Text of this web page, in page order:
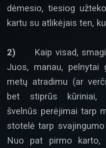
dėmesio, tiesiog
kartu su atlikėjais ten,
2) Kaip visad,
Juos, manau, pelnytai
metų atradimu (ar
bet stiprūs kūriniai,
švelnūs perėjimai tarp
stotelė tarp
Nuo pat pirmo karto,